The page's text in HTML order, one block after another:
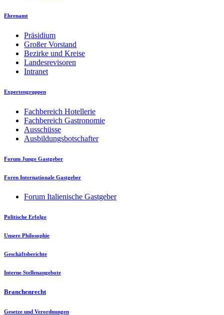
Ehrenamt
Präsidium
Großer Vorstand
Bezirke und Kreise
Landesrevisoren
Intranet
Expertengruppen
Fachbereich Hotellerie
Fachbereich Gastronomie
Ausschüsse
Ausbildungsbotschafter
Forum Junge Gastgeber
Foren Internationale Gastgeber
Forum Italienische Gastgeber
Politische Erfolge
Unsere Philosophie
Geschäftsberichte
Interne Stellenangebote
Branchenrecht
Gesetze und Verordnungen